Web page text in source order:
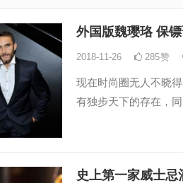
外国版魏璎珞 保
2018-11-26 285赞
现在时尚圈无人不晓
有独步天下的存在，
史上第一家威士